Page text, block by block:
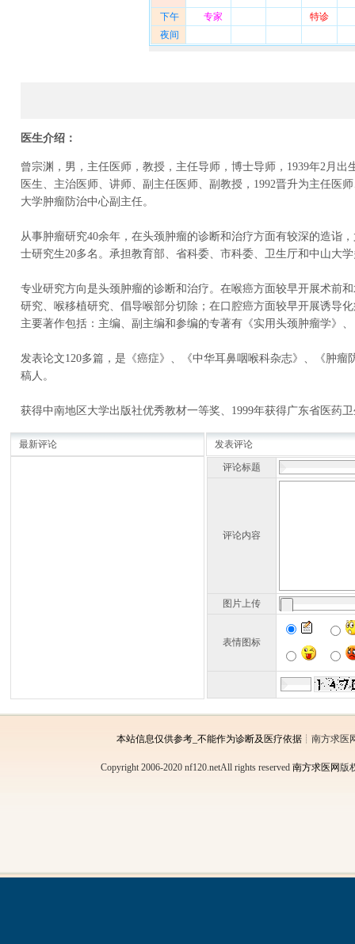
下午 专家
特诊
夜间
医生介绍：
曾宗渊，男，主任医师，教授，主任导师，博士导师，1939年2月
医生、主治医师、讲师、副主任医师、副教授，1992晋升为主任医
大学肿瘤防治中心副主任。
从事肿瘤研究40余年，在头颈肿瘤的诊断和治疗方面有较深的造诣
士研究生20多名。承担教育部、省科委、市科委、卫生厅和中山大
专业研究方向是头颈肿瘤的诊断和治疗。在喉癌方面较早开展术前
研究、喉移植研究、倡导喉部分切除；在口腔癌方面较早开展诱导
主要著作包括：主编、副主编和参编的专著有《实用头颈肿瘤学》
发表论文120多篇，是《癌症》、《中华耳鼻咽喉科杂志》、《肿
稿人。
获得中南地区大学出版社优秀教材一等奖、1999年获得广东省医药
最新评论 发表评论
评论标题
评论内容
图片上传
表情图标
本站信息仅供参考_不能作为诊断及医疗依据┊南方求医
Copyright 2006-2020 nf120.netAll rights reserved 南方求医网 版